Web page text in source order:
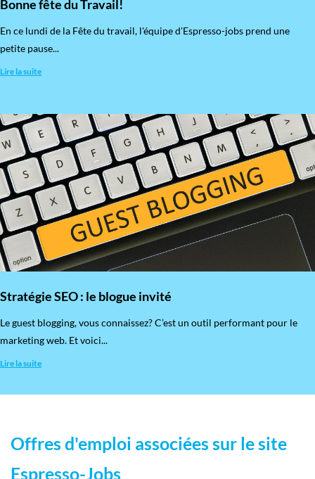
Bonne fête du Travail!
En ce lundi de la Fête du travail, l'équipe d'Espresso-jobs prend une
petite pause...
Lire la suite
Stratégie SEO : le blogue invité
​Le guest blogging, vous connaissez? C’est un outil performant pour le
marketing web. Et voici...
Lire la suite
Offres d'emploi associées sur le site
Espresso-Jobs